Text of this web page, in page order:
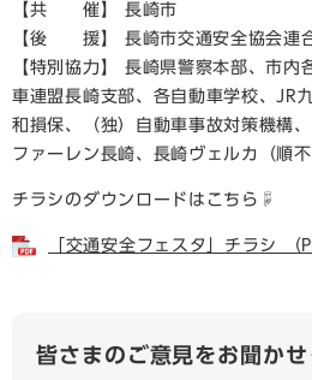
【共 催】 長崎市
【後 援】 長崎市交通安全協会連
【特別協力】 長崎県警察本部、市内
車連盟長崎支部、各自動車学校、JR
和損保、（独）自動車事故対策機構
ファーレン長崎、長崎ヴェルカ（順不
チラシのダウンロードはこちら☟
「交通安全フェスタ」チラシ （
皆さまのご意見をお聞かせ